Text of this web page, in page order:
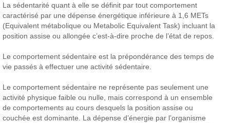
La sédentarité quant à elle se définit par tout comportement
caractérisé par une dépense énergétique inférieure à 1,6 METs
(Equivalent métabolique ou Metabolic Equivalent Task) incluant la
position assise ou allongée c’est-à-dire proche de l’état de repos.
Le comportement sédentaire est la prépondérance des temps de
vie passés à effectuer une activité sédentaire.
Le comportement sédentaire ne représente pas seulement une
activité physique faible ou nulle, mais correspond à un ensemble
de comportements au cours desquels la position assise ou
couchée est dominante. La dépense d’énergie par l’organisme